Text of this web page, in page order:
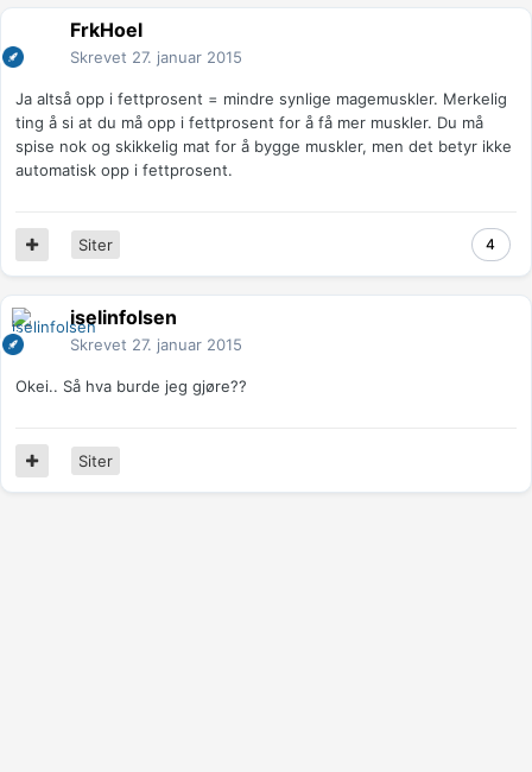
FrkHoel
Skrevet 27. januar 2015
Ja altså opp i fettprosent = mindre synlige magemuskler. Merkelig
ting å si at du må opp i fettprosent for å få mer muskler. Du må
spise nok og skikkelig mat for å bygge muskler, men det betyr ikke
automatisk opp i fettprosent.
4
Siter
iselinfolsen
Skrevet 27. januar 2015
Okei.. Så hva burde jeg gjøre??
Siter